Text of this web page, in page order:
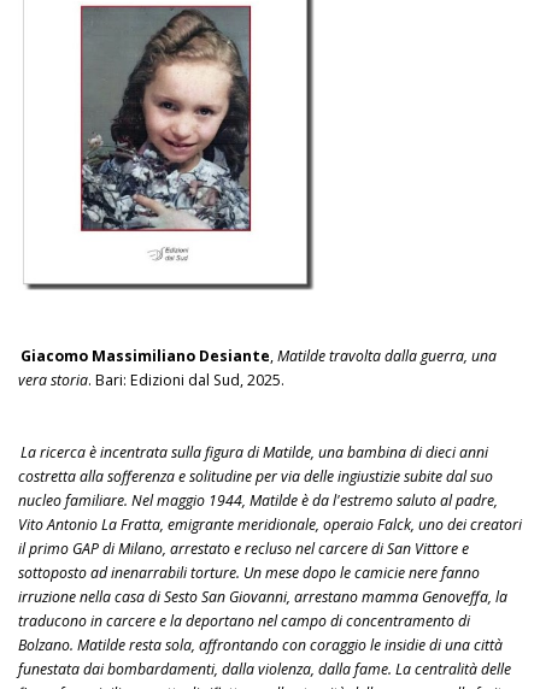
Giacomo Massimiliano Desiante,Matilde travolta dalla guerra, una
vera storia. Bari: Edizioni dal Sud, 2025.
La ricerca è incentrata sulla figura di Matilde, una bambina di dieci anni
costretta alla sofferenza e solitudine per via delle ingiustizie subite dal suo
nucleo familiare. Nel maggio 1944, Matilde è da l'estremo saluto al padre,
Vito Antonio La Fratta, emigrante meridionale, operaio Falck, uno dei creatori
il primo GAP di Milano, arrestato e recluso nel carcere di San Vittore e
sottoposto ad inenarrabili torture. Un mese dopo le camicie nere fanno
irruzione nella casa di Sesto San Giovanni, arrestano mamma Genoveffa, la
traducono in carcere e la deportano nel campo di concentramento di
Bolzano. Matilde resta sola, affrontando con coraggio le insidie di una città
funestata dai bombardamenti, dalla violenza, dalla fame. La centralità delle